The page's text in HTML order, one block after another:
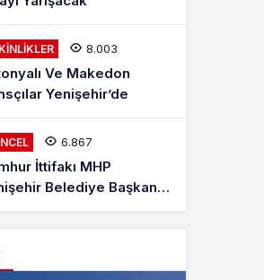
8.003
Ve Makedon
Yenişehir’de
6.867
İttifakı MHP
Belediye Başkan